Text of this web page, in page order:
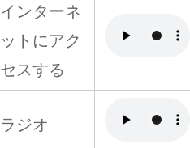
インターネ
ットにアク
セスする
ラジオ